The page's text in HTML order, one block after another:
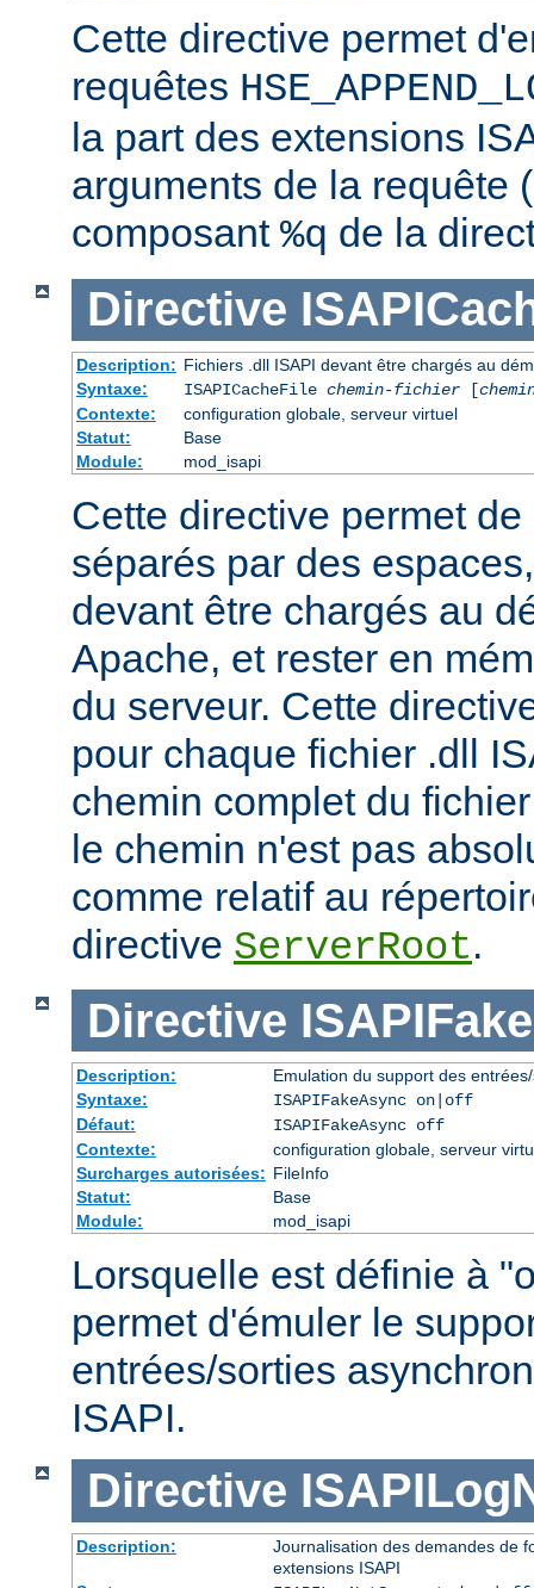
Cette directive permet
requêtes
la part des extensions
arguments de la requête
composant %q de la
Directive
Description: Fichiers .dll ISAPI devant être chargés au
Syntaxe:
ISAPICacheFile chemin-fichier[
Contexte:
configuration globale, serveur virtuel
Statut:
Base
Module:
mod_isapi
Cette directive permet
séparés par des
devant être chargés au
Apache, et rester en
du serveur. Cette
pour chaque fichier .dll
chemin complet du
le chemin n'est pas
comme relatif au
directive ServerRoot.
Directive
Description:
Emulation du support des
Syntaxe:
ISAPIFakeAsync on|off
Défaut:
ISAPIFakeAsync off
Contexte:
configuration globale, serveur
Surcharges autorisées: FileInfo
Statut:
Base
Module:
mod_isapi
Lorsquelle est définie à
permet d'émuler le
entrées/sorties
ISAPI.
Directive
Description:
Journalisation des demandes de
extensions ISAPI